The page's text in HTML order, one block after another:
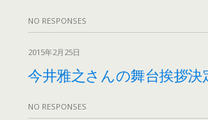
NO RESPONSES
2015年2月25日
今井雅之さんの舞台挨拶決
NO RESPONSES